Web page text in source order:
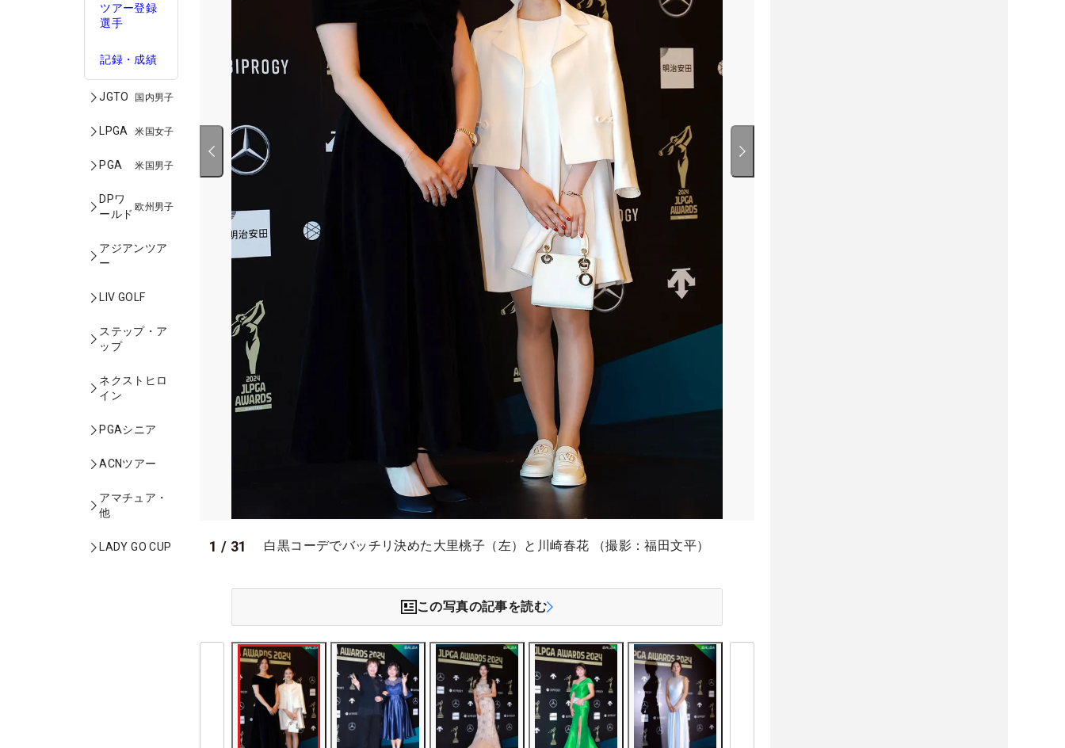
ツアー登録
選手
記録・成績
JGTO 国内男子
LPGA 米国女子
PGA 米国男子
DPワ
ールド
欧州男子
アジアンツア
ー
LIV GOLF
ステップ・ア
ップ
ネクストヒロ
イン
PGAシニア
ACNツアー
アマチュア・
他
LADY GO CUP 1 / 31 白黒コーデでバッチリ決めた大里桃子（左）と川崎春花 （撮影：福田文平）
この写真の記事を読む